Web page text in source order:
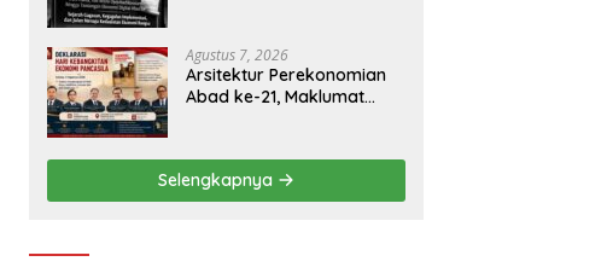
Agustus 7, 2026
Arsitektur Perekonomian
Abad ke-21, Maklumat
Kedaulatan Ekonomi
Selengkapnya